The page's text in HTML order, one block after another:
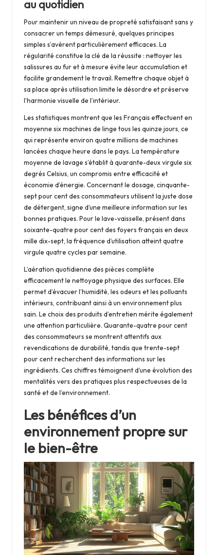
au quotidien
Pour maintenir un niveau de propreté satisfaisant sans y
consacrer un temps démesuré, quelques principes
simples s’avèrent particulièrement efficaces. La
régularité constitue la clé de la réussite : nettoyer les
salissures au fur et à mesure évite leur accumulation et
facilite grandement le travail. Remettre chaque objet à
sa place après utilisation limite le désordre et préserve
l’harmonie visuelle de l’intérieur.
Les statistiques montrent que les Français effectuent en
moyenne six machines de linge tous les quinze jours, ce
qui représente environ quatre millions de machines
lancées chaque heure dans le pays. La température
moyenne de lavage s’établit à quarante-deux virgule six
degrés Celsius, un compromis entre efficacité et
économie d’énergie. Concernant le dosage, cinquante-
sept pour cent des consommateurs utilisent la juste dose
de détergent, signe d’une meilleure information sur les
bonnes pratiques. Pour le lave-vaisselle, présent dans
soixante-quatre pour cent des foyers français en deux
mille dix-sept, la fréquence d’utilisation atteint quatre
virgule quatre cycles par semaine.
L’aération quotidienne des pièces complète
efficacement le nettoyage physique des surfaces. Elle
permet d’évacuer l’humidité, les odeurs et les polluants
intérieurs, contribuant ainsi à un environnement plus
sain. Le choix des produits d’entretien mérite également
une attention particulière. Quarante-quatre pour cent
des consommateurs se montrent attentifs aux
revendications de durabilité, tandis que trente-sept
pour cent recherchent des informations sur les
ingrédients. Ces chiffres témoignent d’une évolution des
mentalités vers des pratiques plus respectueuses de la
santé et de l’environnement.
Les bénéfices d’un
environnement propre sur
le bien-être